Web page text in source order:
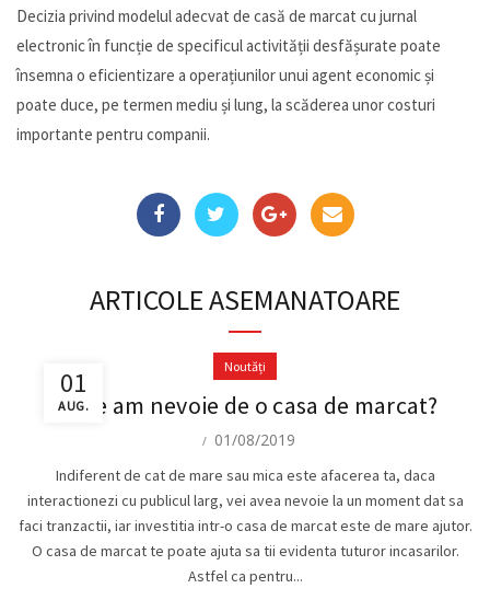
Decizia privind modelul adecvat de casă de marcat cu jurnal
electronic în funcție de specificul activității desfășurate poate
însemna o eficientizare a operațiunilor unui agent economic și
poate duce, pe termen mediu și lung, la scăderea unor costuri
importante pentru companii.
ARTICOLE ASEMANATOARE
01
AUG.
Noutăți
De ce am nevoie de o casa de marcat?
01/08/2019
Indiferent de cat de mare sau mica este afacerea ta, daca
interactionezi cu publicul larg, vei avea nevoie la un moment dat sa
faci tranzactii, iar investitia intr-o casa de marcat este de mare ajutor.
O casa de marcat te poate ajuta sa tii evidenta tuturor incasarilor.
Astfel ca pentru...